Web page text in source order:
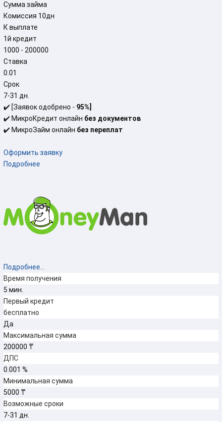
Сумма займа
Комиссия 10дн
К выплате
1й кредит
1000 - 200000
Ставка
0.01
Срок
7-31 дн.
✔️ [Заявок одобрено - 95%
✔️ МикроКредит онлайн без документов
✔️ МикроЗайм онлайн без переплат
Оформить заявку
Подробнее
Подробнее...
Время получения
5 мин.
Первый кредит
бесплатно
Да
Максимальная сумма
200000 ₸
ДПС
0.001 %
Минимальная сумма
5000 ₸
Возможные сроки
7-31 дн.